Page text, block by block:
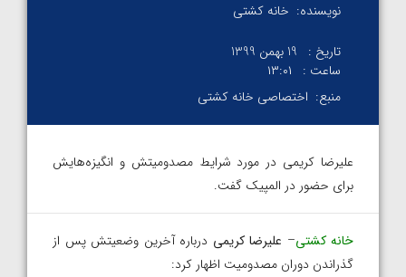
نویسنده: خانه کشتی
تاریخ :
19 بهمن 1399
ساعت :
۱۳:۰۱
منبع: اختصاصی خانه کشتی
علیرضا کریمی در مورد شرایط مصدومیتش و انگیزه‌هایش
برای حضور در المپیک گفت.
خانه کشتی– علیرضا کریمی درباره آخرین وضعیتش پس از
گذراندن دوران مصدومیت اظهار کرد: